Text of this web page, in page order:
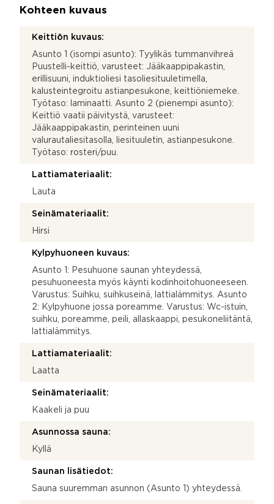
Kohteen kuvaus
Keittiön kuvaus:
Asunto 1 (isompi asunto): Tyylikäs tummanvihreä
Puustelli-keittiö, varusteet: Jääkaappipakastin,
erillisuuni, induktioliesi tasoliesituuletimella,
kalusteintegroitu astianpesukone, keittiöniemeke.
Työtaso: laminaatti. Asunto 2 (pienempi asunto):
Keittiö vaatii päivitystä, varusteet:
Jääkaappipakastin, perinteinen uuni
valurautaliesitasolla, liesituuletin, astianpesukone.
Työtaso: rosteri/puu.
Lattiamateriaalit:
Lauta
Seinämateriaalit:
Hirsi
Kylpyhuoneen kuvaus:
Asunto 1: Pesuhuone saunan yhteydessä,
pesuhuoneesta myös käynti kodinhoitohuoneeseen.
Varustus: Suihku, suihkuseinä, lattialämmitys. Asunto
2: Kylpyhuone jossa poreamme. Varustus: Wc-istuin,
suihku, poreamme, peili, allaskaappi, pesukoneliitäntä,
lattialämmitys.
Lattiamateriaalit:
Laatta
Seinämateriaalit:
Kaakeli ja puu
Asunnossa sauna:
Kyllä
Saunan lisätiedot:
Sauna suuremman asunnon (Asunto 1) yhteydessä.